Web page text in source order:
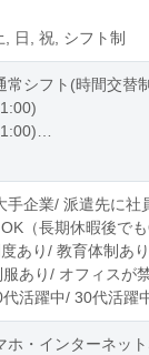
日, 祝, シフト制
常シフト(時間交替
度/月
手企業/ 派遣先に社
（長期休暇後で
あり/ 教育体制あ
あり/ オフィスが
活躍中/ 30代活躍
ホ・インターネッ